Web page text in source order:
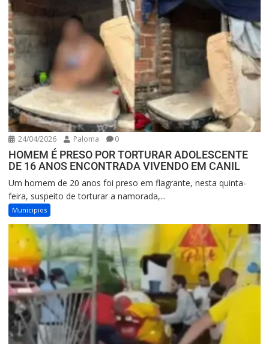
24/04/2026 Paloma 0
HOMEM É PRESO POR TORTURAR ADOLESCENTE
DE 16 ANOS ENCONTRADA VIVENDO EM CANIL
Um homem de 20 anos foi preso em flagrante, nesta quinta-
feira, suspeito de torturar a namorada,...
Municipios